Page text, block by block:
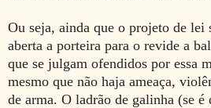
Ou seja, ainda que o projeto de lei
aberta a porteira para o revide a
que se julgam ofendidos por essa
mesmo que não haja ameaça,
de arma. O ladrão de galinha (se é